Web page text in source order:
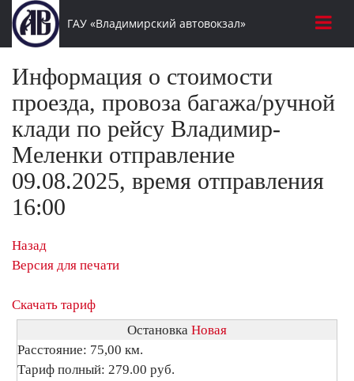
ГАУ «Владимирский автовокзал»
Информация о стоимости
проезда, провоза багажа/ручной
клади по рейсу Владимир-
Меленки отправление
09.08.2025, время отправления
16:00
Назад
Версия для печати
Скачать тариф
Остановка Новая
Расстояние: 75,00 км.
Тариф полный: 279.00 руб.